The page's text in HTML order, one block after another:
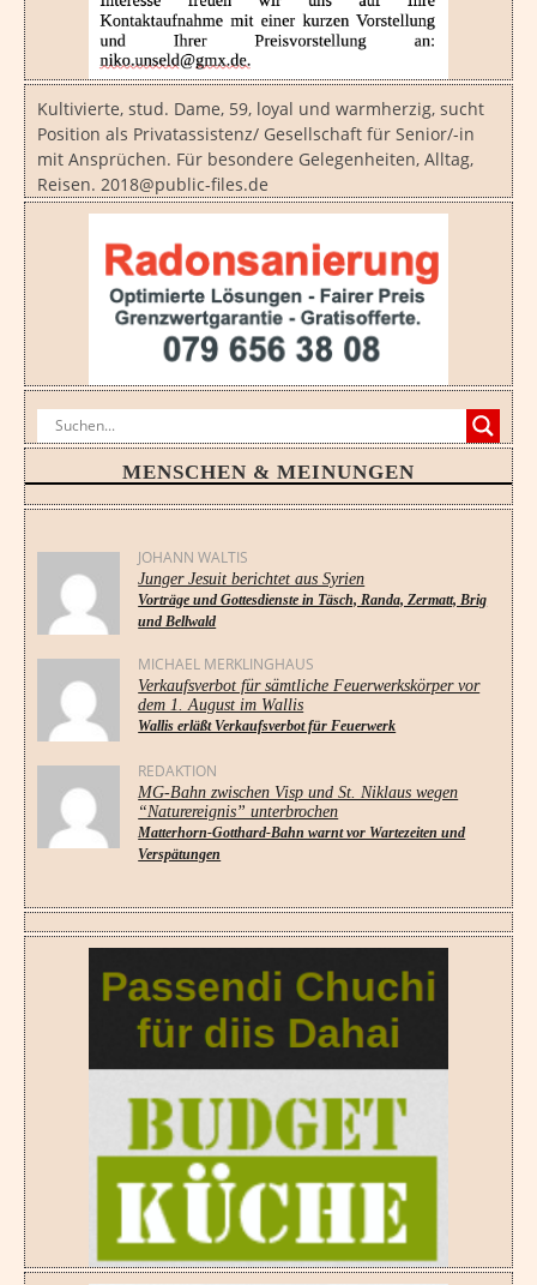
Kultivierte, stud. Dame, 59, loyal und warmherzig, sucht
Position als Privatassistenz/ Gesellschaft für Senior/-in
mit Ansprüchen. Für besondere Gelegenheiten, Alltag,
Reisen. 2018@public-files.de
MENSCHEN & MEINUNGEN
JOHANN WALTIS
Junger Jesuit berichtet aus Syrien
Vorträge und Gottesdienste in Täsch, Randa, Zermatt, Brig
und Bellwald
MICHAEL MERKLINGHAUS
Verkaufsverbot für sämtliche Feuerwerkskörper vor
dem 1. August im Wallis
Wallis erläßt Verkaufsverbot für Feuerwerk
REDAKTION
MG-Bahn zwischen Visp und St. Niklaus wegen
“Naturereignis” unterbrochen
Matterhorn-Gotthard-Bahn warnt vor Wartezeiten und
Verspätungen